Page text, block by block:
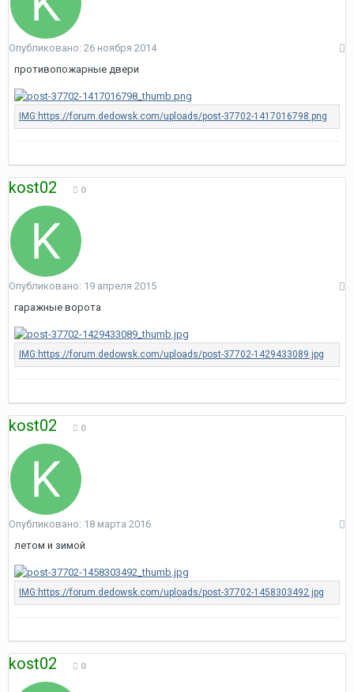
Опубликовано: 26 ноября 2014
противопожарные двери
kost02 0
Опубликовано: 19 апреля 2015
гаражные ворота
kost02 0
Опубликовано: 18 марта 2016
летом и зимой
kost02 0